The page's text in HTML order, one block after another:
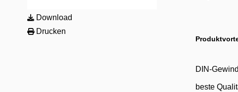
Download
Drucken
DIN-
beste